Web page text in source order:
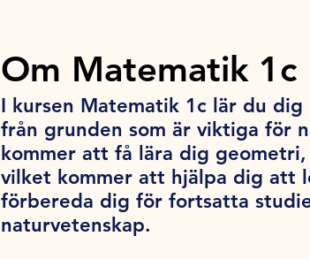
Om Matematik 1c
I kursen Matematik 1c lär du
från grunden som är viktiga för
kommer att få lära dig
vilket kommer att hjälpa dig att
förbereda dig för fortsatta
naturvetenskap.